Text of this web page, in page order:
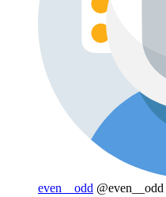
even__odd @even__odd